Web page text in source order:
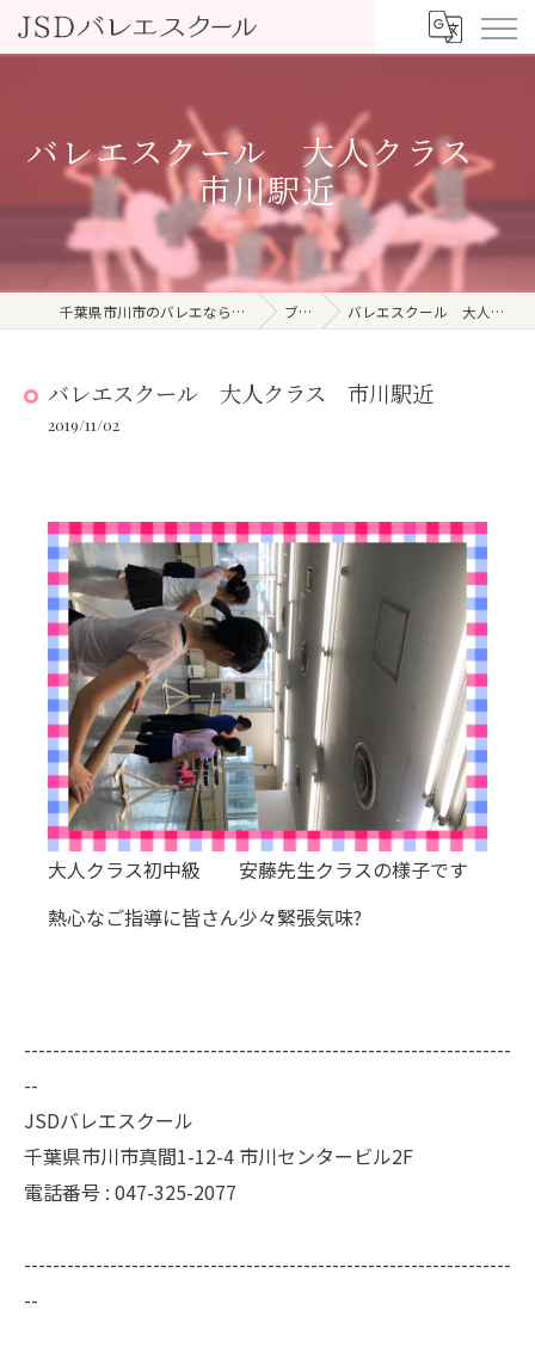
バレエスクール 大人クラス
市川駅近
千葉県市川市のバレエならJSDバレエスクール ブログ バレエスクール 大人クラス 市川駅近
バレエスクール 大人クラス 市川駅近
2019/11/02
大人クラス初中級 安藤先生クラスの様子です
熱心なご指導に皆さん少々緊張気味?
--------------------------------------------------------------------
--
JSDバレエスクール
千葉県市川市真間1-12-4 市川センタービル2F
電話番号 : 047-325-2077
--------------------------------------------------------------------
--